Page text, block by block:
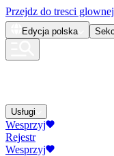
Przejdz do tresci glownej
Edycja polska
Usługi
Wesprzyj
Rejestr
Wesprzyj